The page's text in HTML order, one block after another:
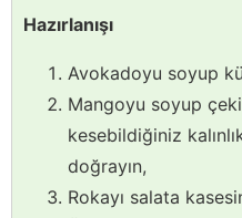
Hazırlanışı
Avokadoyu soyup
Mangoyu soyup
kesebildiğiniz
doğrayın,
Rokayı salata